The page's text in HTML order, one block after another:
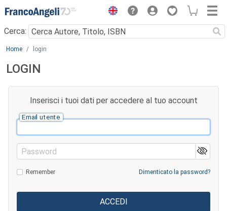
Menu
Cerca:
Main content
Home login
LOGIN
Inserisci i tuoi dati per accedere al tuo account
Email utente
Password
Remember Dimenticato la password?